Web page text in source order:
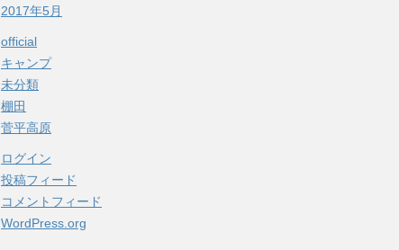
2017年5月
official
キャンプ
未分類
棚田
菅平高原
ログイン
投稿フィード
コメントフィード
WordPress.org